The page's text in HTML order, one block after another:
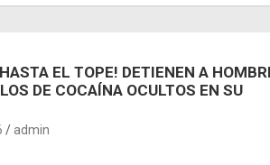
EL TOPE! DETIENEN A
DE COCAÍNA OCULTOS EN SU
admin